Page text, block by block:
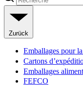
Zurück
Emballages pour
Cartons
Emballages
FEFCO